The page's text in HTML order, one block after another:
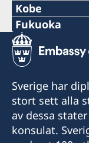
Telefon
+81 11-738-2319
Fax
+81 11-738-
Telefontider:
Vardagar
Kobe
Telefon:
+81 78 351
+81 78 351
Consulate of
Fukuoka
Telefon:
+81 92 942 0511
Fax:
+81 92 942
Sverige har
stort sett alla
av dessa
konsulat.